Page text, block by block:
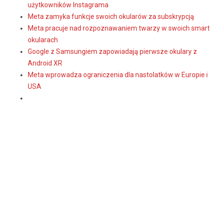
użytkowników Instagrama
Meta zamyka funkcje swoich okularów za subskrypcją
Meta pracuje nad rozpoznawaniem twarzy w swoich smart
okularach
Google z Samsungiem zapowiadają pierwsze okulary z
Android XR
Meta wprowadza ograniczenia dla nastolatków w Europie i
USA